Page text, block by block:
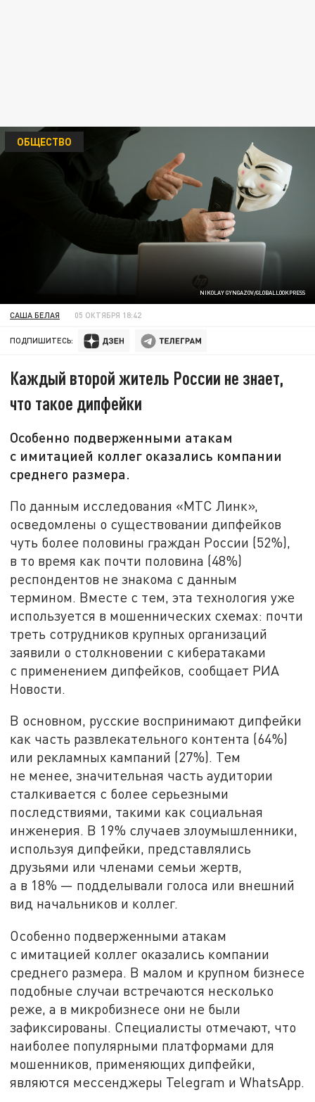
NIKOLAY GYNGAZOV/GLOBALLOOKPRESS
ОБЩЕСТВО
САША БЕЛАЯ 05 ОКТЯБРЯ 18:42
ПОДПИШИТЕСЬ:
Каждый второй житель России не знает,
что такое дипфейки
Особенно подверженными атакам
с имитацией коллег оказались компании
среднего размера.
По данным исследования «МТС Линк»,
осведомлены о существовании дипфейков
чуть более половины граждан России (52%),
в то время как почти половина (48%)
респондентов не знакома с данным
термином. Вместе с тем, эта технология уже
используется в мошеннических схемах: почти
треть сотрудников крупных организаций
заявили о столкновении с кибератаками
с применением дипфейков, сообщает РИА
Новости.
В основном, русские воспринимают дипфейки
как часть развлекательного контента (64%)
или рекламных кампаний (27%). Тем
не менее, значительная часть аудитории
сталкивается с более серьезными
последствиями, такими как социальная
инженерия. В 19% случаев злоумышленники,
используя дипфейки, представлялись
друзьями или членами семьи жертв,
а в 18% — подделывали голоса или внешний
вид начальников и коллег.
Особенно подверженными атакам
с имитацией коллег оказались компании
среднего размера. В малом и крупном бизнесе
подобные случаи встречаются несколько
реже, а в микробизнесе они не были
зафиксированы. Специалисты отмечают, что
наиболее популярными платформами для
мошенников, применяющих дипфейки,
являются мессенджеры Telegram и WhatsApp.